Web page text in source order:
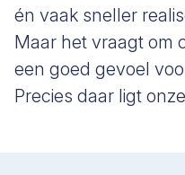
én vaak sneller
Maar het vraagt om
een goed gevoel
Precies daar ligt